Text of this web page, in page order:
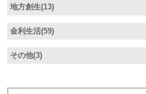
地方創生(13)
金利生活(59)
その他(3)